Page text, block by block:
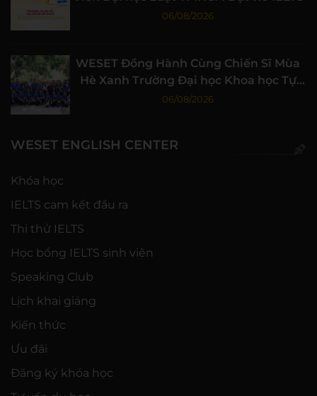
06/08/2026
WESET Đồng Hành Cùng Chiến Sĩ Mùa
Hè Xanh Trường Đại học Khoa học Tự
nhiên, ĐHQG-HCM
06/08/2026
WESET ENGLISH CENTER
Khóa học
IELTS cam kết đầu ra
Thi thử IELTS
Học bổng IELTS sinh viên
Speaking Club
Lịch khai giảng
Kiến thức
Ưu đãi
Đăng ký khóa học